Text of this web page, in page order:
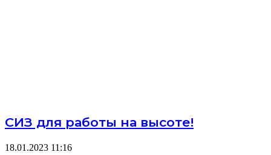
СИЗ для работы на высоте!
18.01.2023 11:16